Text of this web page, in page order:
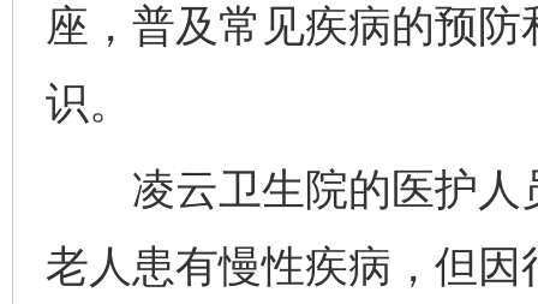
座，普及常见疾病的预
识。
凌云卫生院的医护人
老人患有慢性疾病，但